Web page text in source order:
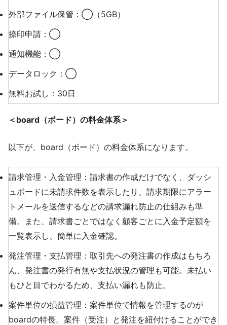
外部ファイル保管：◯（5GB）
捺印申請：◯
通知機能：◯
データロック：◯
無料お試し：30日
＜board（ボード）の料金体系＞
以下が、board（ボード）の料金体系になります。
請求管理・入金管理：請求書の作成だけでなく、ダッシ
ュボードに未請求件数を表示したり、請求期限にアラー
トメールを送信するなどの請求漏れ防止の仕組みも準
備。また、請求書ごとではなく顧客ごとに入金予定額を
一覧表示し、簡単に入金確認。
発注管理・支払管理：取引先への発注書の作成はもちろ
ん、発注書の発行有無や支払状況の管理も可能。未払い
もひと目でわかるため、支払い漏れも防止。
案件単位の損益管理：案件単位で情報を管理するのが
boardの特長。案件（受注）と発注を紐付けることができ